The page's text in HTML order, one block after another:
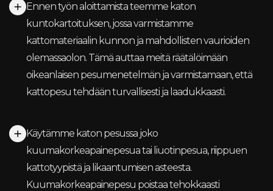
Ennen työn aloittamista teemme katon
kuntokartoituksen, jossa varmistamme
kattomateriaalin kunnon ja mahdollisten vaurioiden
olemassaolon. Tämä auttaa meitä räätälöimään
oikeanlaisen pesumenetelmän ja varmistamaan, että
kattopesu tehdään turvallisesti ja laadukkaasti.
Käytämme katon pesussa joko
kuumakorkeapainepesua tai liuotinpesua, riippuen
kattotyypistä ja likaantumisen asteesta.
Kuumakorkeapainepesu poistaa tehokkaasti